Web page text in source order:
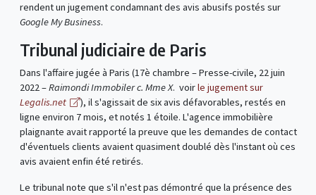
rendent un jugement condamnant des avis abusifs postés sur
Google My Business.
Tribunal judiciaire de Paris
Dans l'affaire jugée à Paris (17è chambre – Presse-civile, 22 juin
2022 –Raimondi Immobiler c. Mme X. voirle jugement sur
Legalis.net
), il s'agissait de six avis défavorables, restés en
ligne environ 7 mois, et notés 1 étoile. L'agence immobilière
plaignante avait rapporté la preuve que les demandes de contact
d'éventuels clients avaient quasiment doublé dès l'instant où ces
avis avaient enfin été retirés.
Le tribunal note que s'il n'est pas démontré que la présence des